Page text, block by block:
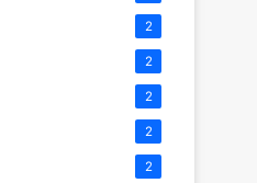
2
2
2
2
2